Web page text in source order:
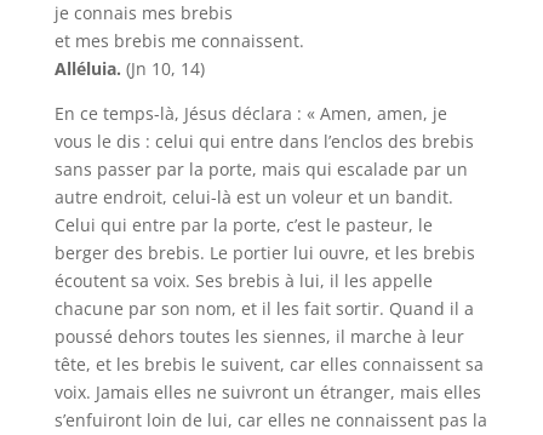
je connais mes brebis
et mes brebis me connaissent.
Alléluia. (Jn 10, 14)
En ce temps-là, Jésus déclara : « Amen, amen, je
vous le dis : celui qui entre dans l’enclos des brebis
sans passer par la porte, mais qui escalade par un
autre endroit, celui-là est un voleur et un bandit.
Celui qui entre par la porte, c’est le pasteur, le
berger des brebis. Le portier lui ouvre, et les brebis
écoutent sa voix. Ses brebis à lui, il les appelle
chacune par son nom, et il les fait sortir. Quand il a
poussé dehors toutes les siennes, il marche à leur
tête, et les brebis le suivent, car elles connaissent sa
voix. Jamais elles ne suivront un étranger, mais elles
s’enfuiront loin de lui, car elles ne connaissent pas la